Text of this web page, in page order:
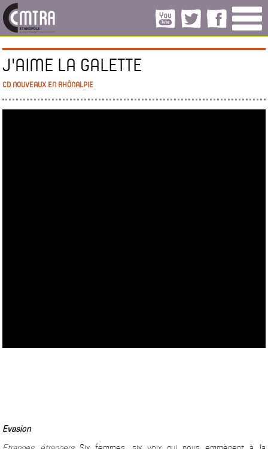
J'AIME LA GALETTE
CD NOUVEAUX EN RHÔNALPIE
Evasion